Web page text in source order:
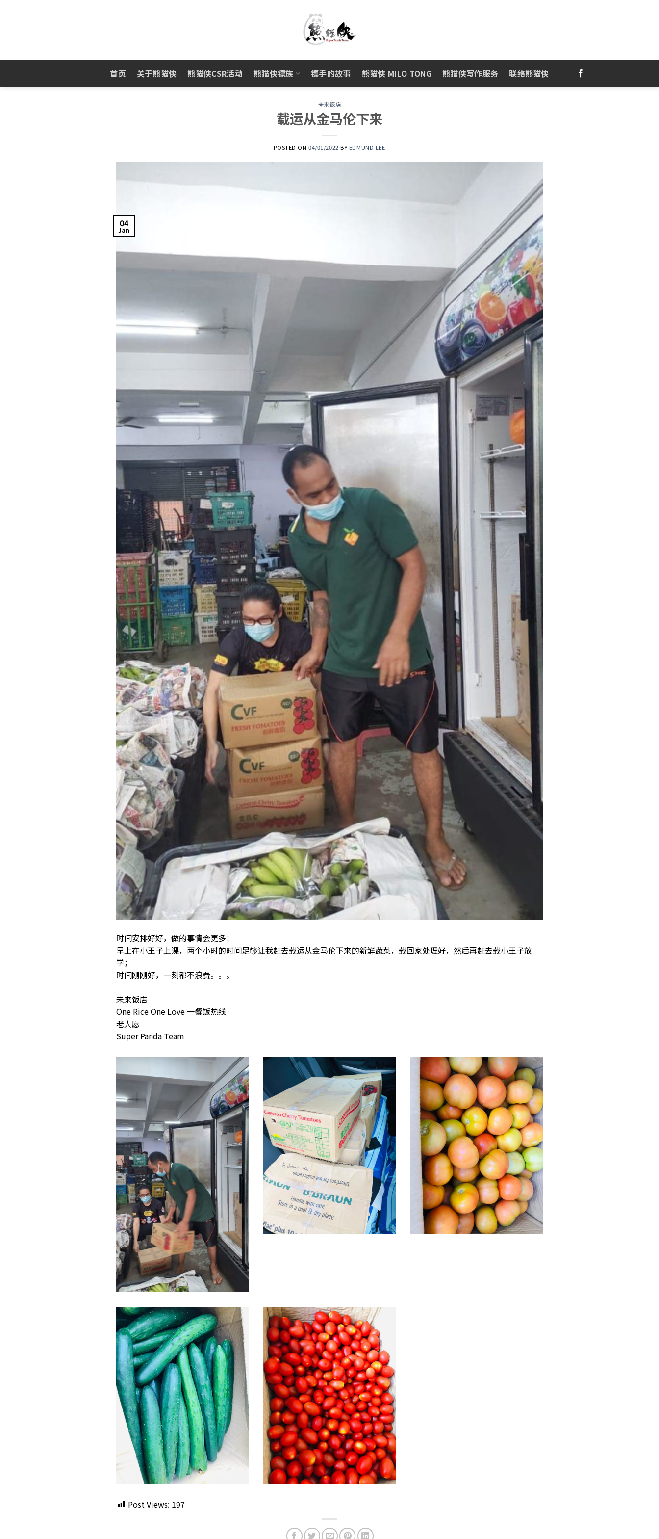
首页 关于熊猫侠 熊猫侠CSR活动 熊猫侠镖族 镖手的故事 熊猫侠 MILO TONG 熊猫侠写作服务 联络熊猫侠
未来饭店
载运从金马伦下来
POSTED ON04/01/2022 BY EDMUND LEE
04
Jan
时间安排好好，做的事情会更多：
早上在小王子上课，两个小时的时间足够让我赶去载运从金马伦下来的新鲜蔬菜，载回家处理好，然后再赶去载小王子放
学；
时间刚刚好，一刻都不浪费。。。
未来饭店
One Rice One Love 一餐饭热线
老人愿
Super Panda Team
Post Views: 197